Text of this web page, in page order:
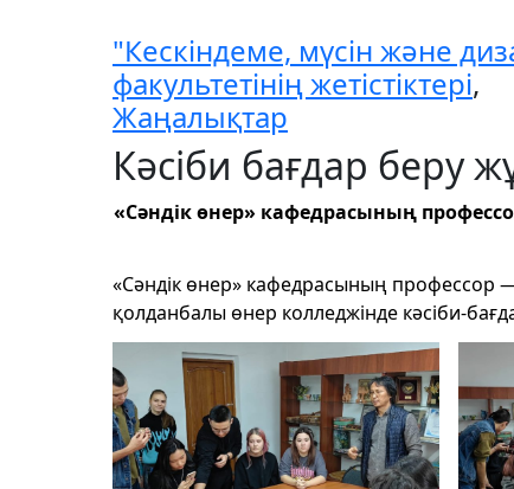
"Кескіндеме, мүсін және
факультетінің жетістіктері,
Жаңалықтар
Кәсіби бағдар беру
«Сәндік өнер» кафедрасының
«Сәндік өнер» кафедрасының профессор
қолданбалы өнер колледжінде кәсіби-